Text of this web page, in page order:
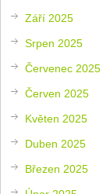
Září 2025
Srpen 2025
Červenec 2025
Červen 2025
Květen 2025
Duben 2025
Březen 2025